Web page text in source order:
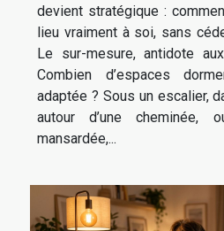
devient stratégique :
lieu vraiment à soi, sans
Le sur-mesure, antidote
Combien d’espaces
adaptée ? Sous un escalier,
autour d’une cheminée,
mansardée,...